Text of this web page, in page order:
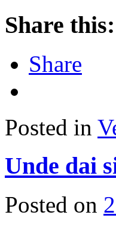
Share this:
Share
Posted in
Unde dai
Posted on